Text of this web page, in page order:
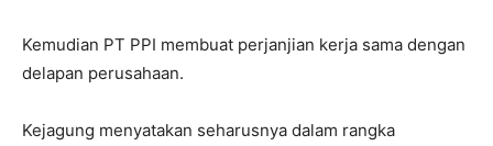
Kemudian PT PPI membuat perjanjian kerja sama dengan
delapan perusahaan.
Kejagung menyatakan seharusnya dalam rangka